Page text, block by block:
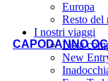
Europa
Resto del
I nostri viaggi
Lista
New
CAPODANNO